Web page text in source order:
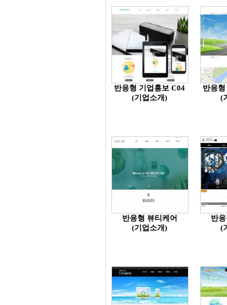
반응형 기업홍보 C04
(기업소개)
반응
(
반응형 뷰티케어
(기업소개)
반
(